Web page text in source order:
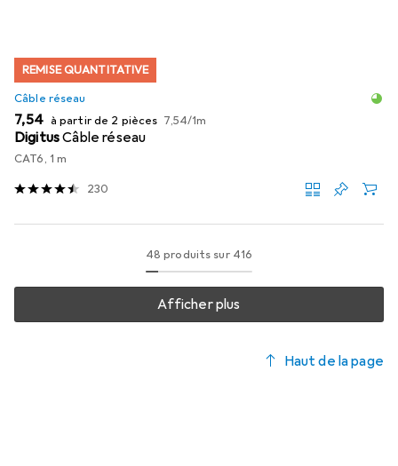
REMISE QUANTITATIVE
Câble réseau
EUR
7,54 à partir de 2 pièces EUR
7,54/1m
DigitusCâble réseau
CAT6, 1 m
230
48 produits sur 416
Afficher plus
Haut de la page